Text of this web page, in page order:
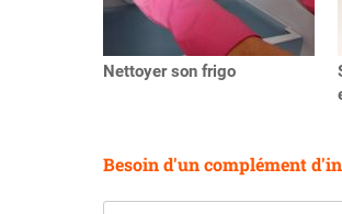
Nettoyer son frigo
Besoin d'un complément